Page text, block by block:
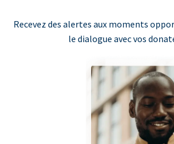
Recevez des alertes aux moments
le dialogue avec vos